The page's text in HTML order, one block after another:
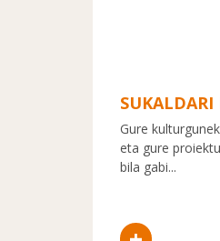
Gure
eta gure
bila gabi...